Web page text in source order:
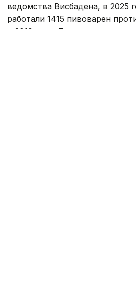
ведомства Висбадена, в 2025
работали 1415 пивоварен
в 2019 году. Только за